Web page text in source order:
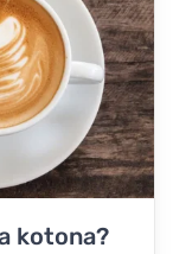
kotona?